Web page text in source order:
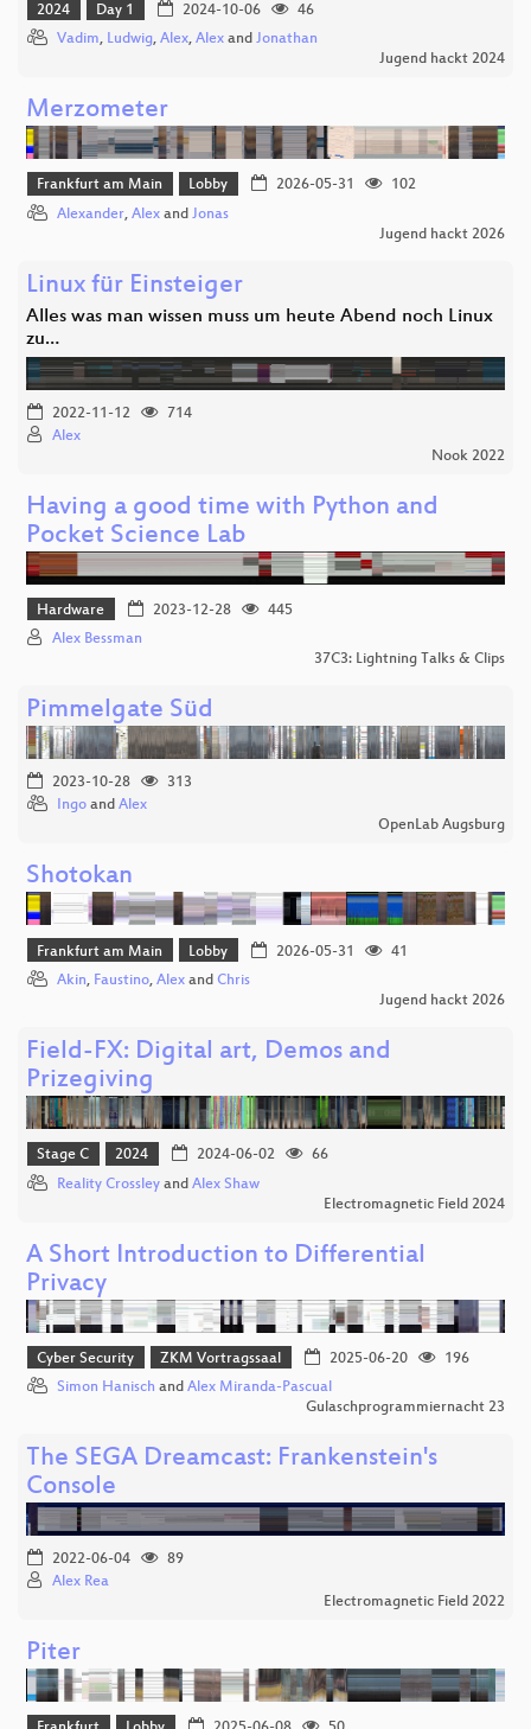
2024 Day 1 2024-10-06
46
Vadim, Ludwig, Alex, Alex and Jonathan
Jugend hackt 2024
Merzometer
Frankfurt am Main Lobby 2026-05-31
102
Alexander, Alex and Jonas
Jugend hackt 2026
Linux für Einsteiger
Alles was man wissen muss um heute Abend noch Linux
zu…
2022-11-12
714
Alex
Nook 2022
Having a good time with Python and
Pocket Science Lab
Hardware 2023-12-28
445
Alex Bessman
37C3: Lightning Talks & Clips
Pimmelgate Süd
2023-10-28
313
Ingo and Alex
OpenLab Augsburg
Shotokan
Frankfurt am Main Lobby 2026-05-31
41
Akin, Faustino, Alex and Chris
Jugend hackt 2026
Field-FX: Digital art, Demos and
Prizegiving
Stage C 2024 2024-06-02
66
Reality Crossley and Alex Shaw
Electromagnetic Field 2024
A Short Introduction to Differential
Privacy
Cyber Security ZKM Vortragssaal 2025-06-20
196
Simon Hanisch and Alex Miranda-Pascual
Gulaschprogrammiernacht 23
The SEGA Dreamcast: Frankenstein's
Console
2022-06-04
89
Alex Rea
Electromagnetic Field 2022
Piter